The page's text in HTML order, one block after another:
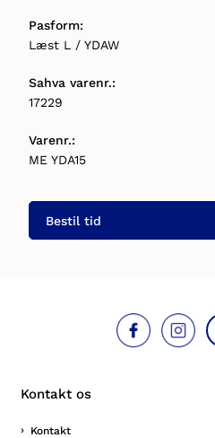
Pasform:
Læst L / YDAW
Sahva varenr.:
17229
Varenr.:
ME YDA15
Bestil tid
Kontakt os
Kontakt